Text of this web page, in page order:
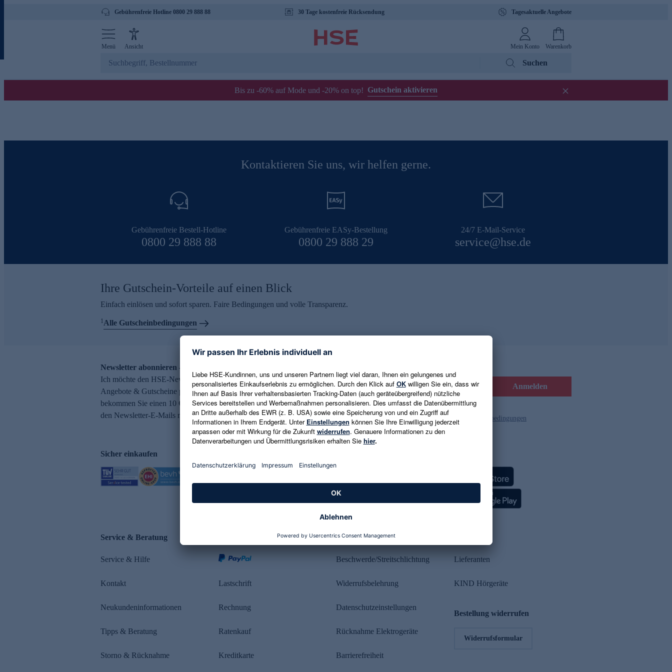
Gebührenfreie Hotline 0800 29 888 88 30 Tage kostenfreie Rücksendung Tagesaktuelle Angebote
Menü Ansicht Mein Konto Warenkorb
Suchen
Bis zu -60% auf Mode und -20% on top! Gutschein aktivieren
Kontaktieren Sie uns, wir helfen gerne.
Gebührenfreie Bestell-Hotline
0800 29 888 88
Gebührenfreie EASy-Bestellung
0800 29 888 29
24/7 E-Mail-Service
service@hse.de
Ihre Gutschein-Vorteile auf einen Blick
Einfach einlösen und sofort sparen. Faire Bedingungen und volle Transparenz.
1Alle Gutscheinbedingungen
Newsletter abonnieren – 10 € Gutschein erhalten
Ich möchte den HSE-Newsletter abonnieren und aktuelle Trends,
Angebote & Gutscheine per E-Mail erhalten. Als Dankeschön
bekommen Sie einen 10 € Gutschein. Eine Abmeldung ist jederzeit in
den Newsletter-E-Mails möglich.
E-Mail-Adresse eingeben Anmelden
Es gelten die Datenschutzrichtlinien und die Gutscheinbedingungen
Sicher einkaufen
Service & Beratung
Service & Hilfe
Kontakt
Neukundeninformationen
Tipps & Beratung
Storno & Rücknahme
Lastschrift
Rechnung
Ratenkauf
Kreditkarte
Rechtliches
Beschwerde/Streitschlichtung
Widerrufsbelehrung
Datenschutzeinstellungen
Rücknahme Elektrogeräte
Barrierefreiheit
Lieferanten
KIND Hörgeräte
Bestellung widerrufen
Widerrufsformular